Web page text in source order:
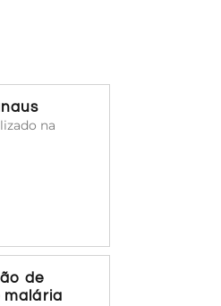
na
de
malária